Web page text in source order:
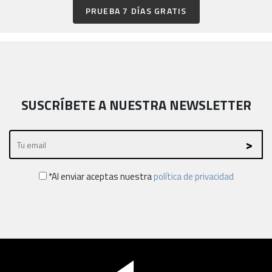
PRUEBA 7 DÍAS GRATIS
SUSCRÍBETE A NUESTRA NEWSLETTER
*Al enviar aceptas nuestrapolítica de privacidad